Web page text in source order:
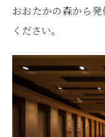
おおたかの森から
ください。